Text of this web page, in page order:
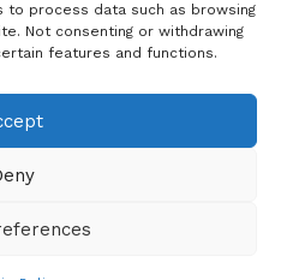
process data such as browsing
Not consenting or withdrawing
features and functions.